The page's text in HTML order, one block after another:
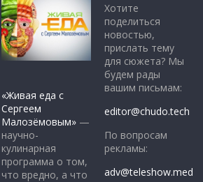
«Живая еда с
Сергеем
Малозёмовым» —
научно-
кулинарная
программа о том,
что вредно, а что
Хотите
поделиться
новостью,
прислать тему
для сюжета? Мы
будем рады
вашим письмам:
editor@chudo.tech
По вопросам
рекламы:
adv@teleshow.med